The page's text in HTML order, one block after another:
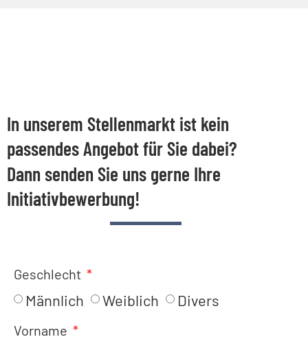
In unserem Stellenmarkt ist kein
passendes Angebot für Sie dabei?
Dann senden Sie uns gerne Ihre
Initiativbewerbung!
Geschlecht
Männlich Weiblich Divers
Vorname